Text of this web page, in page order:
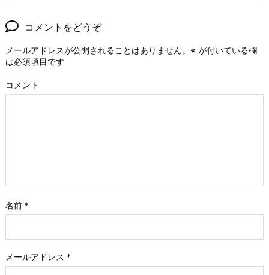
コメントをどうぞ
メールアドレスが公開されることはありません。 ※ が付いている欄
は必須項目です
コメント
名前 *
メールアドレス *